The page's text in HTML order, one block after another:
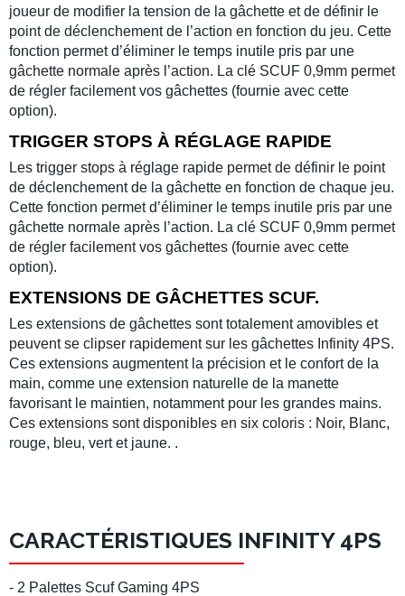
joueur de modifier la tension de la gâchette et de définir le
point de déclenchement de l’action en fonction du jeu. Cette
fonction permet d’éliminer le temps inutile pris par une
gâchette normale après l’action. La clé SCUF 0,9mm permet
de régler facilement vos gâchettes (fournie avec cette
option).
TRIGGER STOPS À RÉGLAGE RAPIDE
Les trigger stops à réglage rapide permet de définir le point
de déclenchement de la gâchette en fonction de chaque jeu.
Cette fonction permet d’éliminer le temps inutile pris par une
gâchette normale après l’action. La clé SCUF 0,9mm permet
de régler facilement vos gâchettes (fournie avec cette
option).
EXTENSIONS DE GÂCHETTES SCUF.
Les extensions de gâchettes sont totalement amovibles et
peuvent se clipser rapidement sur les gâchettes Infinity 4PS.
Ces extensions augmentent la précision et le confort de la
main, comme une extension naturelle de la manette
favorisant le maintien, notamment pour les grandes mains.
Ces extensions sont disponibles en six coloris : Noir, Blanc,
rouge, bleu, vert et jaune. .
CARACTÉRISTIQUES INFINITY 4PS
- 2 Palettes Scuf Gaming 4PS